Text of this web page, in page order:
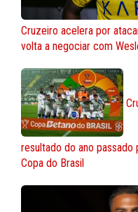
Cruzeiro acelera por
volta a negociar com
resultado do ano passado
Copa do Brasil